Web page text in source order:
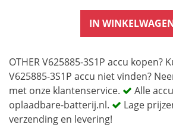
IN
OTHER V625885-3S1P accu kopen?
V625885-3S1P accu niet vinden?
met onze klantenservice.
Alle
oplaadbare-batterij.nl.
Lage
verzending en levering!